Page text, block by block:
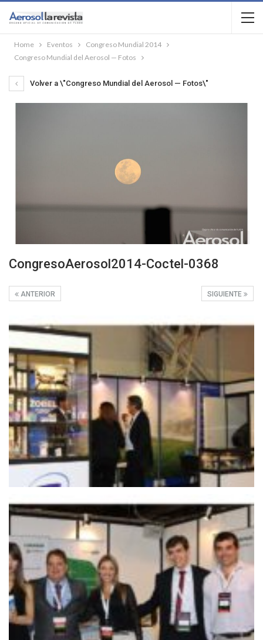
Home Eventos
Congreso Mundial 2014
Congreso Mundial del Aerosol — Fotos
Volver a \"Congreso Mundial del Aerosol — Fotos\"
CongresoAerosol2014-Coctel-0368
SIGUIENTE
ANTERIOR